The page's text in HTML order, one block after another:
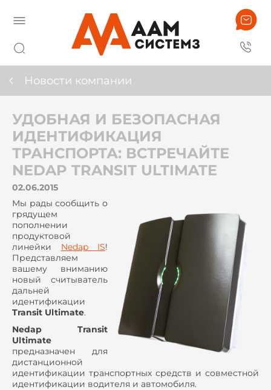
Новости компании
УДОБНАЯ И БЕЗОПАСНАЯ
ИДЕНТИФИКАЦИЯ
ТРАНСПОРТА: ВСТРЕЧАЙТЕ
NEDAP TRANSIT ULTIMATE
02.06.2015
Мы рады сообщить о
грядущем
пополнении
продуктовой
линейки Nedap IS!
Представляем
вашему вниманию
новый считыватель
дальней
идентификации
Transit Ultimate.
Nedap
Transit
Ultimate
предназначен для
дистанционной
идентификации транспортных средств и совместной
идентификации водителя и автомобиля.